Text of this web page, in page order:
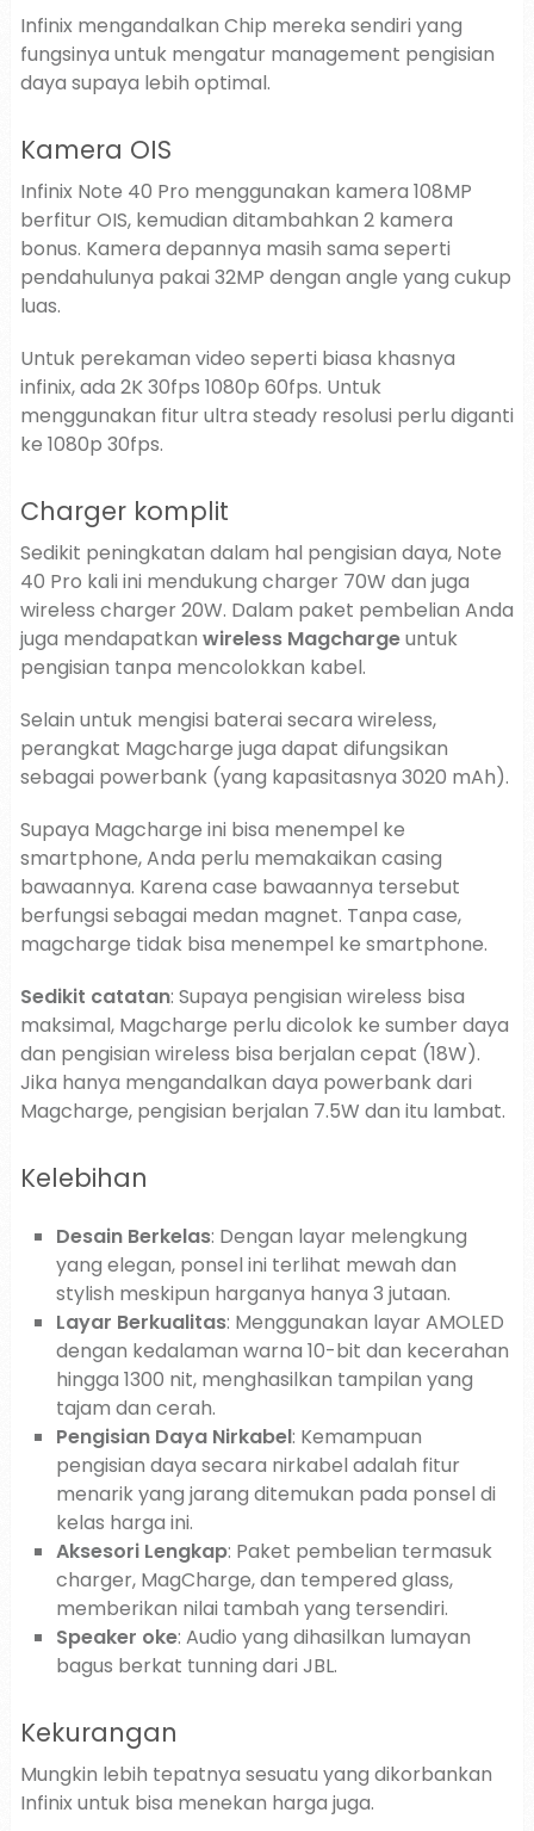
Infinix mengandalkan Chip mereka sendiri yang
fungsinya untuk mengatur management pengisian
daya supaya lebih optimal.
Kamera OIS
Infinix Note 40 Pro menggunakan kamera 108MP
berfitur OIS, kemudian ditambahkan 2 kamera
bonus. Kamera depannya masih sama seperti
pendahulunya pakai 32MP dengan angle yang cukup
luas.
Untuk perekaman video seperti biasa khasnya
infinix, ada 2K 30fps 1080p 60fps. Untuk
menggunakan fitur ultra steady resolusi perlu diganti
ke 1080p 30fps.
Charger komplit
Sedikit peningkatan dalam hal pengisian daya, Note
40 Pro kali ini mendukung charger 70W dan juga
wireless charger 20W. Dalam paket pembelian Anda
juga mendapatkan wireless Magchargeuntuk
pengisian tanpa mencolokkan kabel.
Selain untuk mengisi baterai secara wireless,
perangkat Magcharge juga dapat difungsikan
sebagai powerbank (yang kapasitasnya 3020 mAh).
Supaya Magcharge ini bisa menempel ke
smartphone, Anda perlu memakaikan casing
bawaannya. Karena case bawaannya tersebut
berfungsi sebagai medan magnet. Tanpa case,
magcharge tidak bisa menempel ke smartphone.
Sedikit catatan: Supaya pengisian wireless bisa
maksimal, Magcharge perlu dicolok ke sumber daya
dan pengisian wireless bisa berjalan cepat (18W).
Jika hanya mengandalkan daya powerbank dari
Magcharge, pengisian berjalan 7.5W dan itu lambat.
Kelebihan
Desain Berkelas: Dengan layar melengkung
yang elegan, ponsel ini terlihat mewah dan
stylish meskipun harganya hanya 3 jutaan.
Layar Berkualitas: Menggunakan layar AMOLED
dengan kedalaman warna 10-bit dan kecerahan
hingga 1300 nit, menghasilkan tampilan yang
tajam dan cerah.
Pengisian Daya Nirkabel: Kemampuan
pengisian daya secara nirkabel adalah fitur
menarik yang jarang ditemukan pada ponsel di
kelas harga ini.
Aksesori Lengkap: Paket pembelian termasuk
charger, MagCharge, dan tempered glass,
memberikan nilai tambah yang tersendiri.
Speaker oke: Audio yang dihasilkan lumayan
bagus berkat tunning dari JBL.
Kekurangan
Mungkin lebih tepatnya sesuatu yang dikorbankan
Infinix untuk bisa menekan harga juga.